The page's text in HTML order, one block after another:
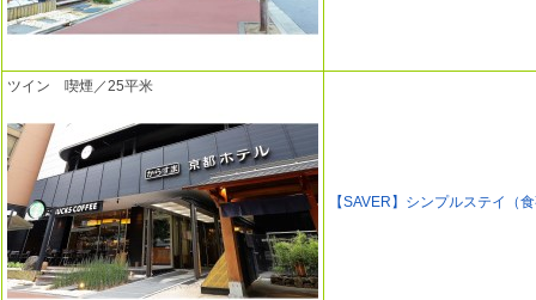
ツイン 喫煙／25平米
【SAVER】シンプルステイ（